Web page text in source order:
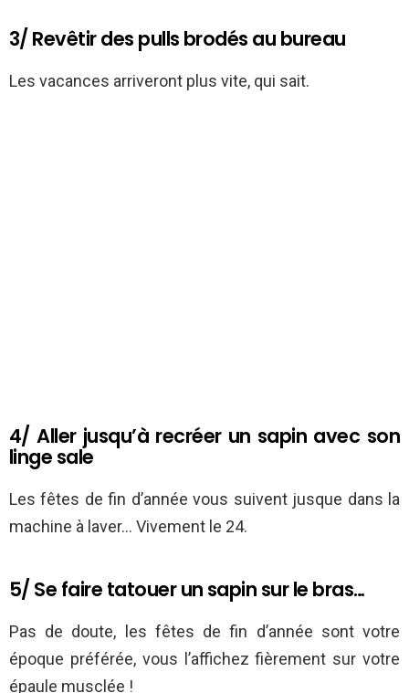
3/ Revêtir des pulls brodés au bureau
Les vacances arriveront plus vite, qui sait.
4/ Aller jusqu’à recréer un sapin avec son
linge sale
Les fêtes de fin d’année vous suivent jusque dans la
machine à laver… Vivement le 24.
5/ Se faire tatouer un sapin sur le bras…
Pas de doute, les fêtes de fin d’année sont votre
époque préférée, vous l’affichez fièrement sur votre
épaule musclée !